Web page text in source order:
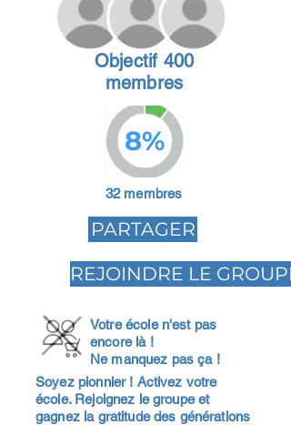
Objectif 400
membres
8%
32 membres
PARTAGER
REJOINDRE LE GROUPE
Votre école n'est pas
encore là !
Ne manquez pas ça !
Soyez pionnier ! Activez votre
école. Rejoignez le groupe et
gagnez la gratitude des générations